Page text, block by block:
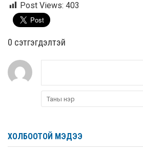
Post Views: 403
0 cэтгэгдэлтэй
ХОЛБООТОЙ МЭДЭЭ